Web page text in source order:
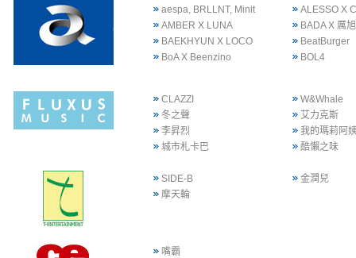
aespa, BRLLNT, Minit
ALESSO X
AMBER X LUNA
BADA X 厲旭
BAEKHYUN X LOCO
BeatBurger
BoA X Beenzino
BOL4
CLAZZI
W&Whale
冬之聲
艾力克斯
李昇烈
我的瑪莉阿
城市札卡巴
酷懶之味
SIDE-B
金潤兒
摩天輪
嘴霸